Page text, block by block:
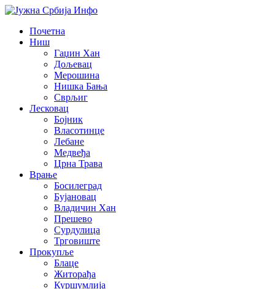
Почетна
Ниш
Гаџин Хан
Дољевац
Мерошина
Нишка Бања
Сврљиг
Лесковац
Бојник
Власотинце
Лебане
Медвеђа
Црна Трава
Врање
Босилеград
Бујановац
Владичин Хан
Прешево
Сурдулица
Трговиште
Прокупље
Блаце
Житорађа
Куршумлија